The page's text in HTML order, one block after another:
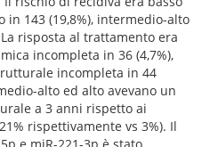
in 143 (19,8%), intermedio-alto
La risposta al trattamento era
incompleta in 36 (4,7%),
incompleta in 44
alto ed alto avevano un
a 3 anni rispetto ai
rispettivamente vs 3%). Il